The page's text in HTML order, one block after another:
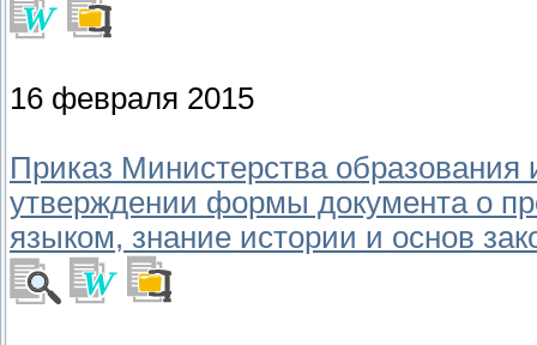
16 февраля 2015
Приказ Министерства
утверждении формы документа о
языком, знание истории и основ